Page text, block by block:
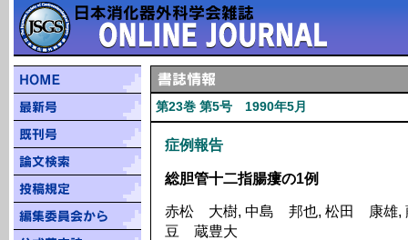
第23巻 第5号 1990年5月
症例報告
総胆管十二指腸瘻の1例
赤松 大樹, 中島 邦也, 松田 康雄,
豆 蔵豊大